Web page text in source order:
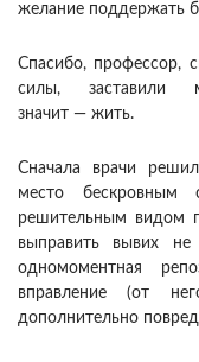
желание поддержать
Спасибо, профессор,
силы, заставили
значит — жить.
Сначала врачи
место бескровным
решительным видом
выправить вывих
одномоментная
вправление (от
дополнительно